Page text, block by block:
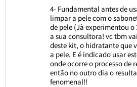
4- Fundamental antes de
limpar a pele com o
de pele (Jà experimentou o
a sua consultora! vc tbm
deste kit, o hidratante que
a pele. E é indicado usar
onde ocorre o processo de
então no outro dia o
fenomenal!!